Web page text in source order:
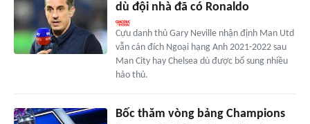
dù đội nhà đã có Ronaldo
Cựu danh thủ Gary Neville nhận định Man Utd
vẫn cán đích Ngoại hạng Anh 2021-2022 sau
Man City hay Chelsea dù được bổ sung nhiều
hảo thủ.
Bốc thăm vòng bảng Champions